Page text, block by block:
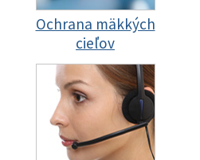
Ochrana mäkkých
cieľov